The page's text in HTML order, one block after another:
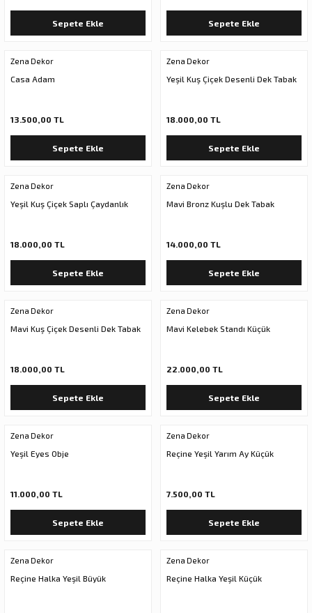
Sepete Ekle Sepete Ekle
Zena Dekor
Casa Adam
13.500,00 TL
Sepete Ekle
Zena Dekor
Yeşil Kuş Çiçek Desenli Dek Tabak
18.000,00 TL
Sepete Ekle
Zena Dekor
Yeşil Kuş Çiçek Saplı Çaydanlık
18.000,00 TL
Sepete Ekle
Zena Dekor
Mavi Bronz Kuşlu Dek Tabak
14.000,00 TL
Sepete Ekle
Zena Dekor
Mavi Kuş Çiçek Desenli Dek Tabak
18.000,00 TL
Sepete Ekle
Zena Dekor
Mavi Kelebek Standı Küçük
22.000,00 TL
Sepete Ekle
Zena Dekor
Yeşil Eyes Obje
11.000,00 TL
Sepete Ekle
Zena Dekor
Reçine Yeşil Yarım Ay Küçük
7.500,00 TL
Sepete Ekle
Zena Dekor
Reçine Halka Yeşil Büyük
Zena Dekor
Reçine Halka Yeşil Küçük